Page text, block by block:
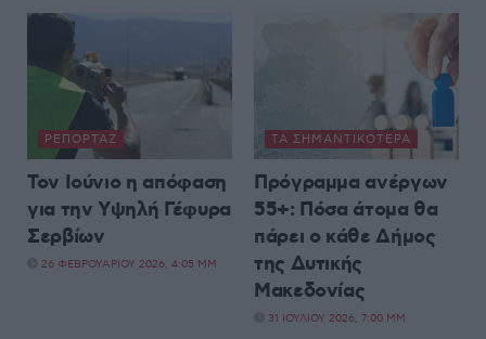
ΡΕΠΟΡΤΆΖ
Τον Ιούνιο η απόφαση
για την Υψηλή Γέφυρα
Σερβίων
26 ΦΕΒΡΟΥΑΡΊΟΥ 2026, 4:05 ΜΜ
ΤΑ ΣΗΜΑΝΤΙΚΟΤΕΡΑ
Πρόγραμμα ανέργων
55+: Πόσα άτομα θα
πάρει ο κάθε Δήμος
της Δυτικής
Μακεδονίας
31 ΙΟΥΛΊΟΥ 2026, 7:00 ΜΜ